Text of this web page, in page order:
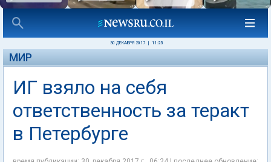
30 ДЕКАБРЯ 2017 11:23
МИР
ИГ взяло на себя
ответственность за теракт
в Петербурге